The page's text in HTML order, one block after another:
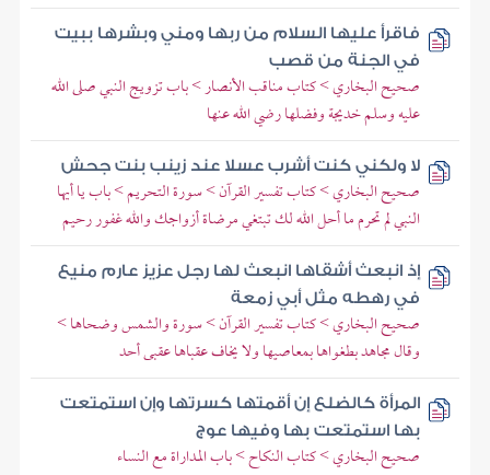
فاقرأ عليها السلام من ربها ومني وبشرها ببيت
في الجنة من قصب
صحيح البخاري > كتاب مناقب الأنصار > باب تزويج النبي صلى الله
عليه وسلم خديجة وفضلها رضي الله عنها
لا ولكني كنت أشرب عسلا عند زينب بنت جحش
صحيح البخاري > كتاب تفسير القرآن > سورة التحريم > باب يا أيها
النبي لم تحرم ما أحل الله لك تبتغي مرضاة أزواجك والله غفور رحيم
إذ انبعث أشقاها انبعث لها رجل عزيز عارم منيع
في رهطه مثل أبي زمعة
صحيح البخاري > كتاب تفسير القرآن > سورة والشمس وضحاها >
وقال مجاهد بطغواها بمعاصيها ولا يخاف عقباها عقبى أحد
المرأة كالضلع إن أقمتها كسرتها وإن استمتعت
بها استمتعت بها وفيها عوج
صحيح البخاري > كتاب النكاح > باب المداراة مع النساء